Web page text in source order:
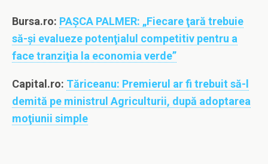
Bursa.ro: PAŞCA PALMER: „Fiecare ţară trebuie
să-şi evalueze potenţialul competitiv pentru a
face tranziţia la economia verde”
Capital.ro: Tăriceanu: Premierul ar fi trebuit să-l
demită pe ministrul Agriculturii, după adoptarea
moţiunii simple